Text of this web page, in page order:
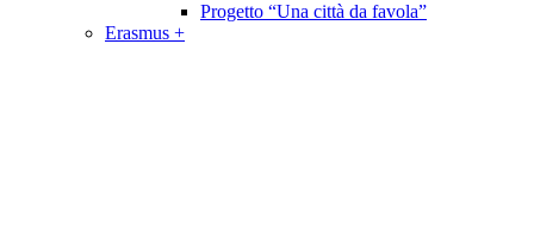
Progetto “Una città da favola”
Erasmus +